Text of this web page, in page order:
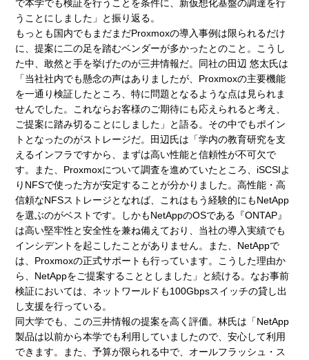
で本学でも検証を行うことを条件に、新仮想化基盤の調達を行
うことにしました」と振り返る。
もっとも国内でもまだまだProxmoxの導入事例は限られるだけ
に、提案に二の足を踏むベンダーが多かったとのこと。こうし
た中、敢然と手を挙げたのが三井情報だ。同社の田辺 悠太氏は
「当社社内でも懸念の声はありましたが、Proxmoxの主要機能
を一通り検証したところ、特に問題となるような点は見られま
せんでした。これならお客様のご期待にも応えられると考え、
ご提案に踏み切ることにしました」と語る。その中でもポイン
トとなったのがストレージだ。田辺氏は「学内の教育研究を支
えるインフラですから、まずは高い性能と信頼性が不可欠で
す。また、Proxmoxについて調査を進めていたところ、iSCSIよ
りNFSで使った方が安定することが分かりました。高性能・高
信頼なNFSストレージとなれば、これはもう経験的にもNetApp
を選ぶのがベストです。しかもNetAppのOSである『ONTAP』
は高い堅牢性と安全性を兼ね備えており、当社の導入実績でも
インシデントを起こしたことがありません。また、NetAppで
は、Proxmoxの正式サポートも行っています。こうした理由か
ら、NetAppをご提案することとしました」と続ける。なお事前
検証においては、ネットワールドも100Gbpsスイッチの貸し出
し支援を行っている。
同大学でも、この三井情報の提案を高く評価。林氏は「NetApp
製品は以前から本学でも利用していましたので、安心して利用
できます。また、予算が限られる中で、オールフラッシュ・ス